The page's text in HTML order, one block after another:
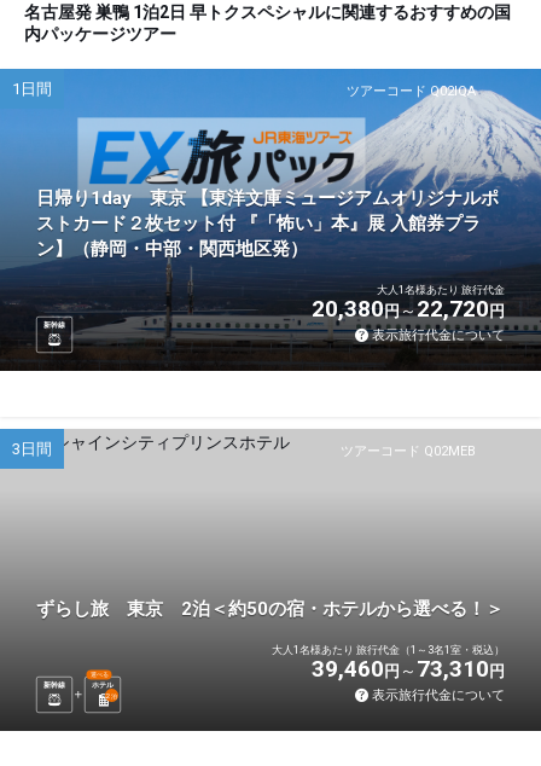
名古屋発 巣鴨 1泊2日 早トクスペシャルに関連するおすすめの国
内パッケージツアー
ツアーコード Q02IQA
1日間
日帰り1day 東京 【東洋文庫ミュージアムオリジナルポ
ストカード２枚セット付 『「怖い」本』展 入館券プラ
ン】（静岡・中部・関西地区発）
新幹線
大人1名様あたり 旅行代金
20,380円 22,720円
表示旅行代金について
ツアーコード Q02MEB
3日間
ずらし旅 東京 2泊＜約50の宿・ホテルから選べる！＞
新幹線 ホテル
選べる
2泊
大人1名様あたり 旅行代金（1～3名1室・税込）
39,460 円 73,310 円
表示旅行代金について